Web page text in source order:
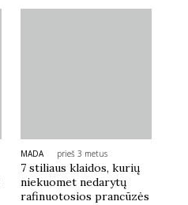
MADA prieš 3 metus
7 stiliaus klaidos, kurių
niekuomet nedarytų
rafinuotosios prancūzės